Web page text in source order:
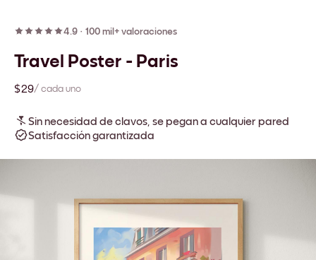
4.9 · 100 mil+ valoraciones
Travel Poster - Paris
$29/ cada uno
Sin necesidad de clavos, se pegan a cualquier pared
Satisfacción garantizada